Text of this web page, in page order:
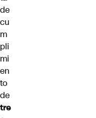
de
cu
m
pli
mi
en
to
de
tre